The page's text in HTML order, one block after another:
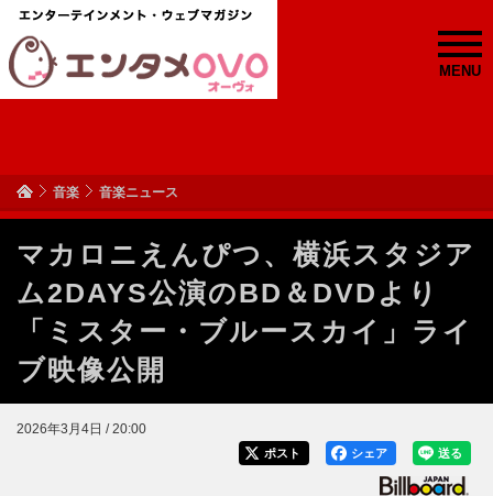
MENU
音楽 音楽ニュース
マカロニえんぴつ、横浜スタジア
ム2DAYS公演のBD＆DVDより
「ミスター・ブルースカイ」ライ
ブ映像公開
2026年3月4日 / 20:00
送る
シェア
ポスト